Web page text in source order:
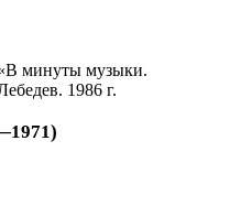
минуты музыки.
1986 г.